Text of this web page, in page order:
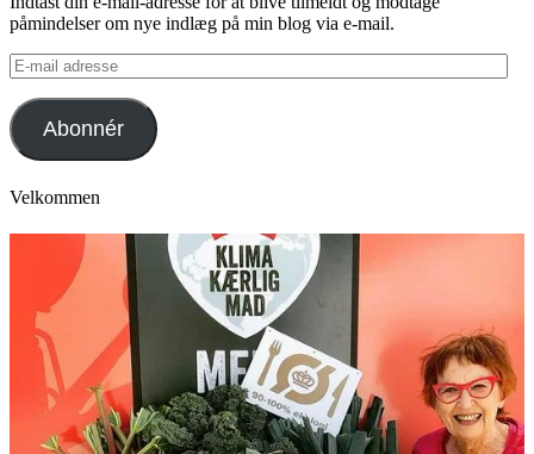
påmindelser om nye indlæg på min blog via e-mail.
E-
mail
adresse
Abonnér
Velkommen